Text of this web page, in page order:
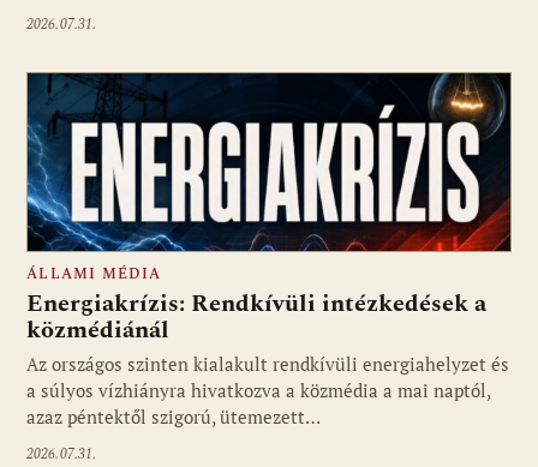
2026.07.31.
ÁLLAMI MÉDIA
Energiakrízis: Rendkívüli intézkedések a
közmédiánál
Az országos szinten kialakult rendkívüli energiahelyzet és
a súlyos vízhiányra hivatkozva a közmédia a mai naptól,
azaz péntektől szigorú, ütemezett…
2026.07.31.